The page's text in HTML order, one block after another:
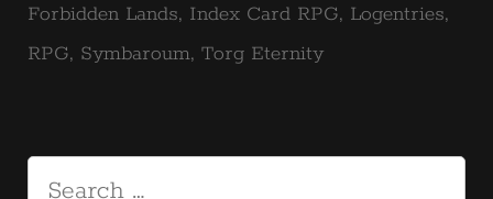
in
Forbidden Lands, Index Card RPG, Logentries,
RPG, Symbaroum, Torg Eternity
Search